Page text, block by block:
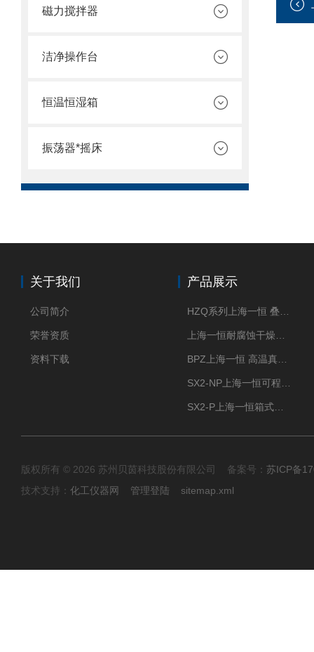
磁力搅拌器
洁净操作台
恒温恒湿箱
振荡器*摇床
关于我们
公司简介
荣誉资质
资料下载
产品展示
版权所有 © 2026 苏州贝茵科技股份有限公司 备案号： 苏ICP备
技术支持： 化工仪器网 管理登陆 sitemap.xml